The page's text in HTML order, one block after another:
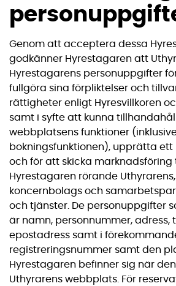
Genom att acceptera dessa
godkänner Hyrestagaren att
Hyrestagarens personuppgifter
fullgöra sina förpliktelser och
rättigheter enligt Hyresvillkoren
samt i syfte att kunna
webbplatsens funktioner
bokningsfunktionen), upprätta ett
och för att skicka marknadsföring
Hyrestagaren rörande
koncernbolags och
och tjänster. De personuppgifter
är namn, personnummer, adress,
epostadress samt i
registreringsnummer samt den
Hyrestagaren befinner sig när
Uthyrarens webbplats. För